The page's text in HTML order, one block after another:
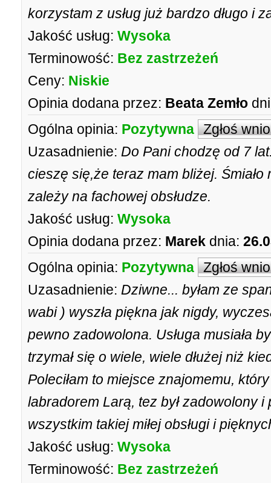
korzystam z usług już bardzo długo i
Jakość usług: Wysoka
Terminowość: Bez zastrzeżeń
Ceny: Niskie
Opinia dodana przez: Beata Zemło
Ogólna opinia: Pozytywna Zgłoś
Uzasadnienie: Do Pani chodzę od 7
cieszę się,że teraz mam bliżej.
zależy na fachowej obsłudze.
Jakość usług: Wysoka
Opinia dodana przez: Marek dnia:
Ogólna opinia: Pozytywna Zgłoś
Uzasadnienie: Dziwne... byłam ze
wabi ) wyszła piękna jak nigdy,
pewno zadowolona. Usługa musiała
trzymał się o wiele, wiele dłużej niż
Poleciłam to miejsce znajomemu,
labradorem Larą, tez był zadowolony
wszystkim takiej miłej obsługi i
Jakość usług: Wysoka
Terminowość: Bez zastrzeżeń